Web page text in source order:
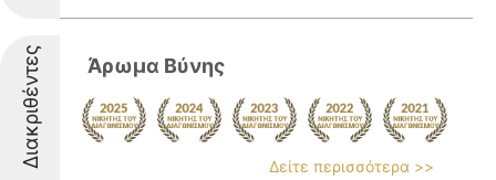
Διακριθέντες Άρωμα Βύνης
Δείτε περισσότερα >>